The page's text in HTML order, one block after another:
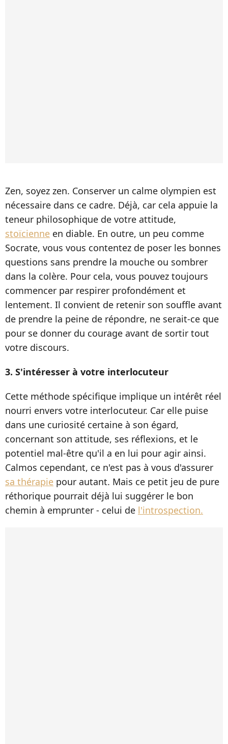
Zen, soyez zen. Conserver un calme olympien est
nécessaire dans ce cadre. Déjà, car cela appuie la
teneur philosophique de votre attitude,
stoïcienne en diable. En outre, un peu comme
Socrate, vous vous contentez de poser les bonnes
questions sans prendre la mouche ou sombrer
dans la colère. Pour cela, vous pouvez toujours
commencer par respirer profondément et
lentement. Il convient de retenir son souffle avant
de prendre la peine de répondre, ne serait-ce que
pour se donner du courage avant de sortir tout
votre discours.
3. S'intéresser à votre interlocuteur
Cette méthode spécifique implique un intérêt réel
nourri envers votre interlocuteur. Car elle puise
dans une curiosité certaine à son égard,
concernant son attitude, ses réflexions, et le
potentiel mal-être qu'il a en lui pour agir ainsi.
Calmos cependant, ce n'est pas à vous d'assurer
sa thérapie pour autant. Mais ce petit jeu de pure
réthorique pourrait déjà lui suggérer le bon
chemin à emprunter - celui de l'introspection.